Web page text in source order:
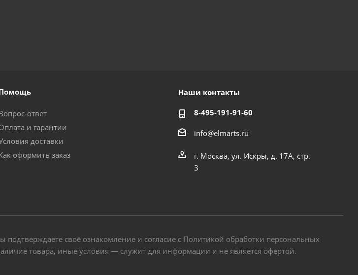
ответ
и гарантии
доставки
оформить заказ
Наши контакты
8-495-191-91-60
info@elmarts.ru
г. Москва, ул. Искры, д. 17А, стр.
3
своё ознакомление и согласие с Политикой обработки персональных
товара, иные условия — служит для информации и не является офертой.